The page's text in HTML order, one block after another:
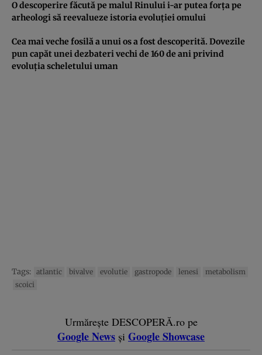
O descoperire făcută pe malul Rinului i-ar putea forţa pe
arheologi să reevalueze istoria evoluţiei omului
Cea mai veche fosilă a unui os a fost descoperită. Dovezile
pun capăt unei dezbateri vechi de 160 de ani privind
evoluţia scheletului uman
Tags: atlantic bivalve evolutie gastropode lenesi
metabolism
scoici
Urmărește DESCOPERĂ.ro pe
Google News și Google Showcase